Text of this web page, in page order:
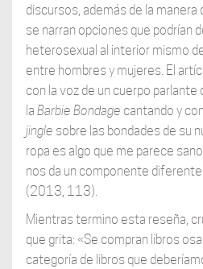
discursos, además de la manera
se narran opciones que podrían
heterosexual al interior mismo
entre hombres y mujeres. El
con la voz de un cuerpo parlante
la Barbie Bondage cantando y
jingle sobre las bondades de su
ropa es algo que me parece
nos da un componente
(2013, 113).
Mientras termino esta reseña,
que grita: «Se compran libros
categoría de libros que